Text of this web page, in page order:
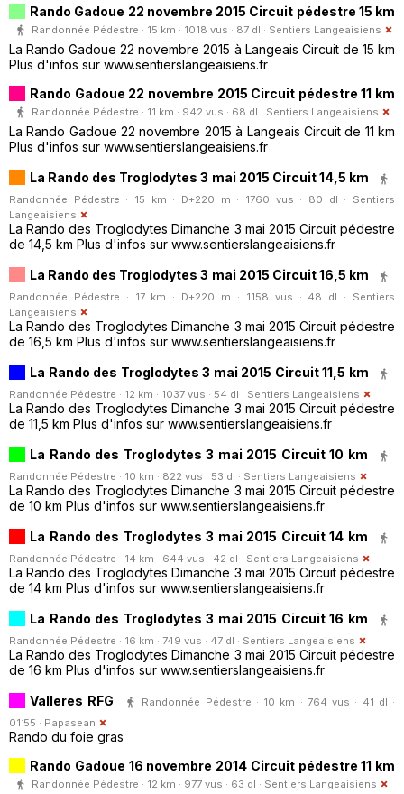
Rando Gadoue 22 novembre 2015 Circuit pédestre 15 km
Randonnée Pédestre · 15 km · 1018 vus · 87 dl · Sentiers Langeaisiens
La Rando Gadoue 22 novembre 2015 à Langeais Circuit de 15 km
Plus d'infos sur www.sentierslangeaisiens.fr
Rando Gadoue 22 novembre 2015 Circuit pédestre 11 km
Randonnée Pédestre · 11 km · 942 vus · 68 dl · Sentiers Langeaisiens
La Rando Gadoue 22 novembre 2015 à Langeais Circuit de 11 km
Plus d'infos sur www.sentierslangeaisiens.fr
La Rando des Troglodytes 3 mai 2015 Circuit 14,5 km
Randonnée Pédestre · 15 km · D+220 m · 1760 vus · 80 dl · Sentiers
Langeaisiens
La Rando des Troglodytes Dimanche 3 mai 2015 Circuit pédestre
de 14,5 km Plus d'infos sur www.sentierslangeaisiens.fr
La Rando des Troglodytes 3 mai 2015 Circuit 16,5 km
Randonnée Pédestre · 17 km · D+220 m · 1158 vus · 48 dl · Sentiers
Langeaisiens
La Rando des Troglodytes Dimanche 3 mai 2015 Circuit pédestre
de 16,5 km Plus d'infos sur www.sentierslangeaisiens.fr
La Rando des Troglodytes 3 mai 2015 Circuit 11,5 km
Randonnée Pédestre · 12 km · 1037 vus · 54 dl · Sentiers Langeaisiens
La Rando des Troglodytes Dimanche 3 mai 2015 Circuit pédestre
de 11,5 km Plus d'infos sur www.sentierslangeaisiens.fr
La Rando des Troglodytes 3 mai 2015 Circuit 10 km
Randonnée Pédestre · 10 km · 822 vus · 53 dl · Sentiers Langeaisiens
La Rando des Troglodytes Dimanche 3 mai 2015 Circuit pédestre
de 10 km Plus d'infos sur www.sentierslangeaisiens.fr
La Rando des Troglodytes 3 mai 2015 Circuit 14 km
Randonnée Pédestre · 14 km · 644 vus · 42 dl · Sentiers Langeaisiens
La Rando des Troglodytes Dimanche 3 mai 2015 Circuit pédestre
de 14 km Plus d'infos sur www.sentierslangeaisiens.fr
La Rando des Troglodytes 3 mai 2015 Circuit 16 km
Randonnée Pédestre · 16 km · 749 vus · 47 dl · Sentiers Langeaisiens
La Rando des Troglodytes Dimanche 3 mai 2015 Circuit pédestre
de 16 km Plus d'infos sur www.sentierslangeaisiens.fr
Valleres RFG
Randonnée Pédestre · 10 km · 764 vus · 41 dl ·
01:55 · Papasean
Rando du foie gras
Rando Gadoue 16 novembre 2014 Circuit pédestre 11 km
Randonnée Pédestre · 12 km · 977 vus · 63 dl · Sentiers Langeaisiens